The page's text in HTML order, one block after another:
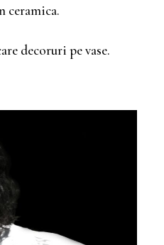
ceramica.
decoruri pe vase.